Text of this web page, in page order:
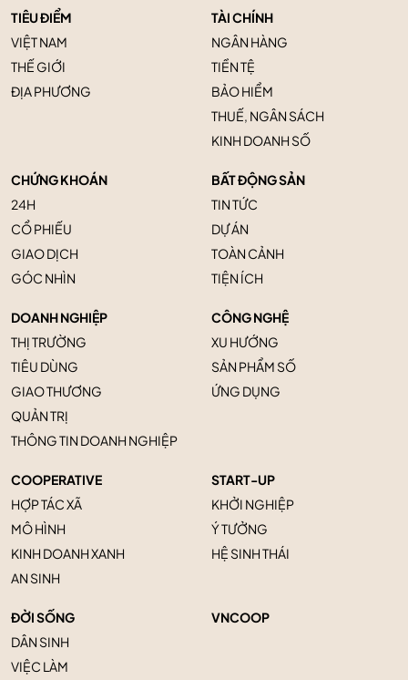
TIÊU ĐIỂM
VIỆT NAM
THẾ GIỚI
ĐỊA PHƯƠNG
TÀI CHÍNH
NGÂN HÀNG
TIỀN TỆ
BẢO HIỂM
THUẾ, NGÂN SÁCH
KINH DOANH SỐ
CHỨNG KHOÁN
24H
CỔ PHIẾU
GIAO DỊCH
GÓC NHÌN
BẤT ĐỘNG SẢN
TIN TỨC
DỰ ÁN
TOÀN CẢNH
TIỆN ÍCH
DOANH NGHIỆP
THỊ TRƯỜNG
TIÊU DÙNG
GIAO THƯƠNG
QUẢN TRỊ
THÔNG TIN DOANH NGHIỆP
CÔNG NGHỆ
XU HƯỚNG
SẢN PHẨM SỐ
ỨNG DỤNG
COOPERATIVE
HỢP TÁC XÃ
MÔ HÌNH
KINH DOANH XANH
AN SINH
START-UP
KHỞI NGHIỆP
Ý TƯỞNG
HỆ SINH THÁI
ĐỜI SỐNG
DÂN SINH
VIỆC LÀM
VNCOOP